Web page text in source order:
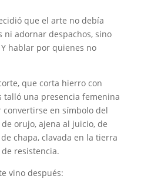
que el arte no debía
ni adornar despachos, sino
hablar por quienes no
que corta hierro con
talló una presencia femenina
en símbolo del
orujo, ajena al juicio, de
chapa, clavada en la tierra
resistencia.
vino después: